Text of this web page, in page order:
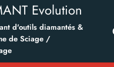
Evolution
d'outils diamantés &
de Sciage /